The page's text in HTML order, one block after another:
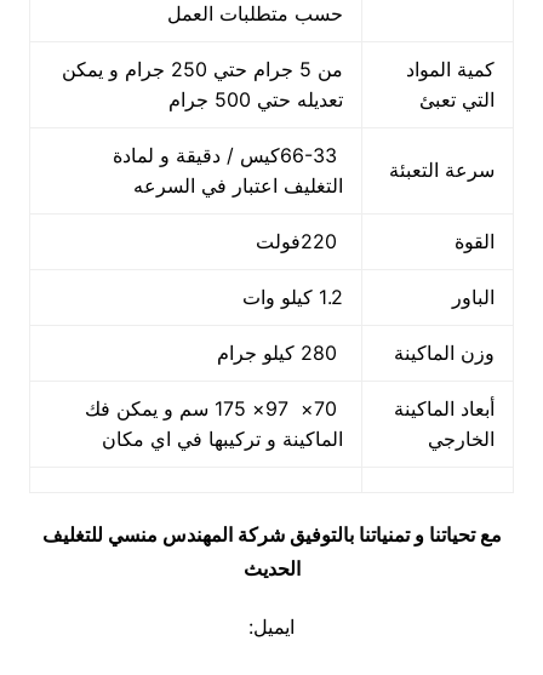
حسب متطلبات العمل
كمية المواد
التي تعبئ
من 5 جرام حتي 250 جرام و يمكن
تعديله حتي 500 جرام
سرعة التعبئة
66-33كيس / دقيقة و لمادة
التغليف اعتبار في السرعه
القوة
الباور 1.2 كيلو وات
وزن الماكينة
أبعاد الماكينة
الخارجي
70× 97× 175 سم و يمكن فك
الماكينة و تركيبها في اي مكان
مع تحياتنا و تمنياتنا بالتوفيق شركة المهندس منسي للتغليف
الحديث
ايميل: